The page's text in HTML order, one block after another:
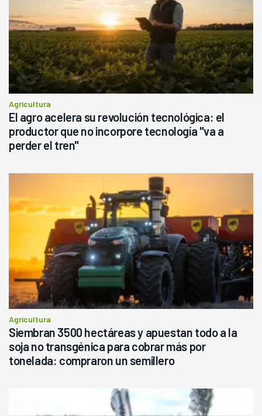
Agricultura
El agro acelera su revolución tecnológica: el
productor que no incorpore tecnología "va a
perder el tren"
Agricultura
Siembran 3500 hectáreas y apuestan todo a la
soja no transgénica para cobrar más por
tonelada: compraron un semillero